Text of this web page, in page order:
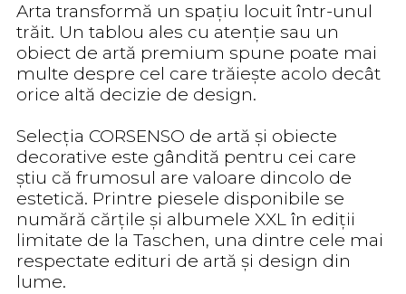
Arta transformă un spațiu locuit într-unul
trăit. Un tablou ales cu atenție sau un
obiect de artă premium spune poate mai
multe despre cel care trăiește acolo decât
orice altă decizie de design.
Selecția CORSENSO de artă și obiecte
decorative este gândită pentru cei care
știu că frumosul are valoare dincolo de
estetică. Printre piesele disponibile se
numără cărțile și albumele XXL în ediții
limitate de la Taschen, una dintre cele mai
respectate edituri de artă și design din
lume.